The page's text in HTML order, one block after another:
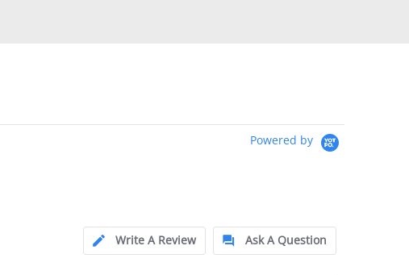
Powered by
Write A Review
Ask A Question